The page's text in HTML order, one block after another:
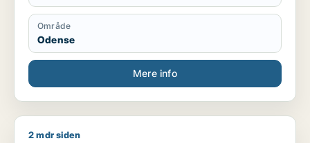
Område
Odense
Mere info
Kayla søger job som receptionist / tjener / cafémedarbejder
2 mdr siden